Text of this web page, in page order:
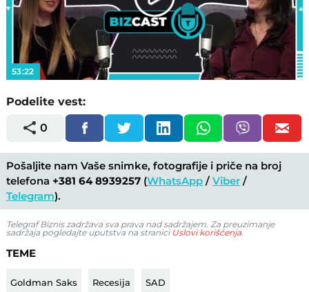
Play
Video
53:22
Podelite vest:
0
Pošaljite nam Vaše snimke, fotografije i priče na broj
telefona +381 64 8939257 (WhatsApp /Viber /
Telegram).
Telegraf Biznis zadržava sva prava nad sadržajem. Za preuzimanje
sadržaja pogledajte uputstva na stranici Uslovi korišćenja
TEME
Goldman Saks Recesija SAD